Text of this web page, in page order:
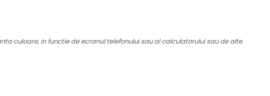
culoare, in functie de ecranul telefonului sau al calculatorului sau de alte